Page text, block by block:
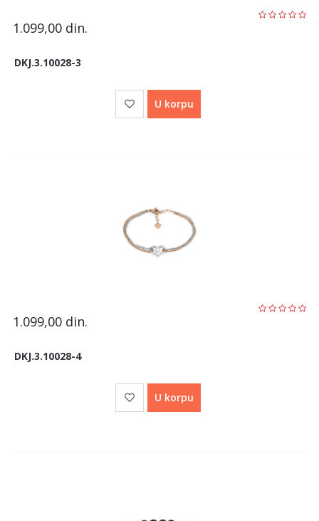
1.099,00 din.
DKJ.3.10028-3
U korpu
1.099,00 din.
DKJ.3.10028-4
U korpu